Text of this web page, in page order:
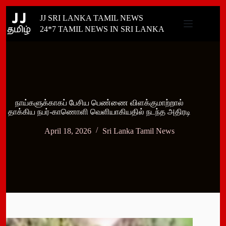
content
JJ SRI LANKA TAMIL NEWS
24*7 TAMIL NEWS IN SRI LANKA
நாய்களுக்காகப் பேசிய பெண்ணை விளக்குமாற்றால்
தாக்கிய நபர்-காணொளி வெளியாகியதில் நடந்த அதிரடி
April 18, 2026 Sri Lanka Tamil News